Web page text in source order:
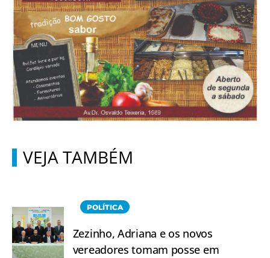
VEJA TAMBÉM
POLÍTICA
Zezinho, Adriana e os novos
vereadores tomam posse em